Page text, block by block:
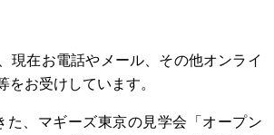
現在お電話やメール、その他オンライ
をお受けしています。
た、マギーズ東京の見学会「オープン